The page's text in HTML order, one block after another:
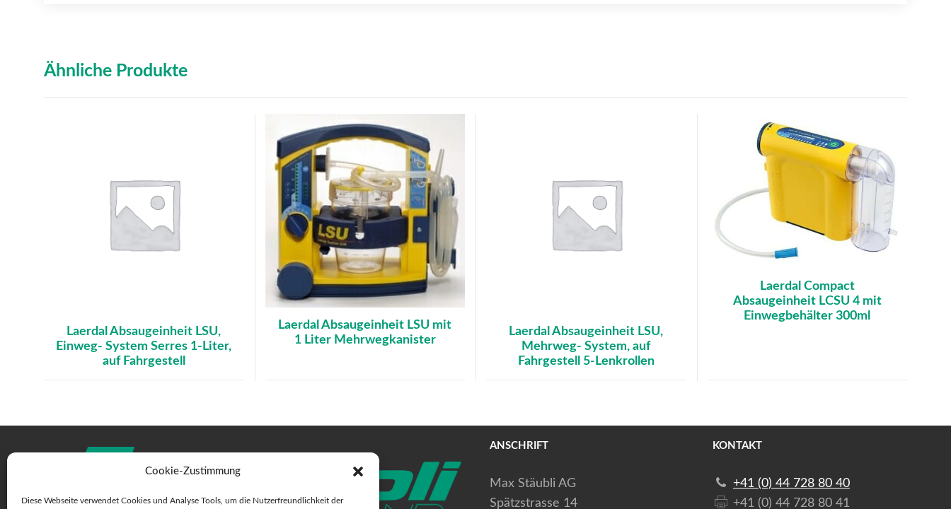
Cookie-Zustimmung
Diese Webseite verwendet Cookies und Analyse Tools, um die Nutzerfreundlichkeit der
Ähnliche Produkte
Laerdal Absaugeinheit LSU,
Einweg- System Serres 1-Liter,
auf Fahrgestell
Laerdal Absaugeinheit LSU mit
1 Liter Mehrwegkanister
Laerdal Absaugeinheit LSU,
Mehrweg- System, auf
Fahrgestell 5-Lenkrollen
Laerdal Compact
Absaugeinheit LCSU 4 mit
Einwegbehälter 300ml
ANSCHRIFT
Max Stäubli AG
Spätzstrasse 14
KONTAKT
+41 (0) 44 728 80 40
+41 (0) 44 728 80 41